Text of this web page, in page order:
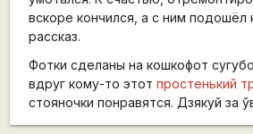
вскоре кончился, а с ним подошёл
рассказ.
Фотки сделаны на кошкофот
вдруг кому-то этот простенький
стояночки понравятся. Дзякуй за